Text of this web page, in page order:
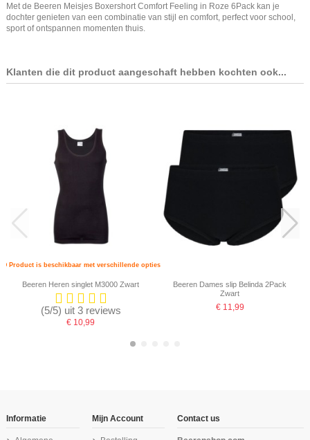
Met de Beeren Meisjes Boxershort Comfort Feeling in Roze 6Pack kan je
dochter genieten van een combinatie van stijl en comfort, perfect voor school,
sport of ontspannen momenten thuis.
Klanten die dit product aangeschaft hebben kochten ook...
Product is beschikbaar met verschillende opties
Beeren Heren singlet M3000 Zwart
(5/5) uit 3 reviews
€ 10,99
Beeren Dames slip Belinda 2Pack
Zwart
€ 11,99
Informatie Mijn Account Contact us